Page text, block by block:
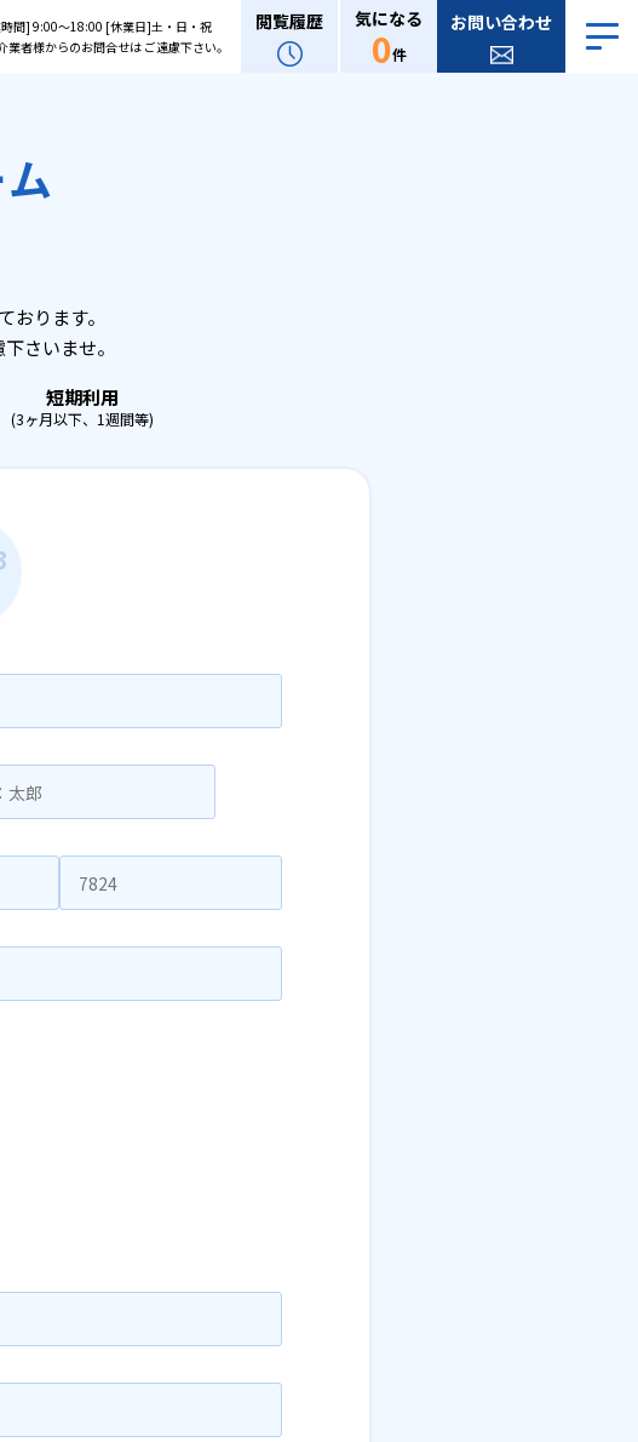
間] 9:00〜18:00 [休業日]土・日・祝
業者様からのお問合せは ご遠慮下さい。
閲覧履歴 気になる
0件
お問い合わせ
おります。
さいませ。
短期利用
(3ヶ月以下、1週間等)